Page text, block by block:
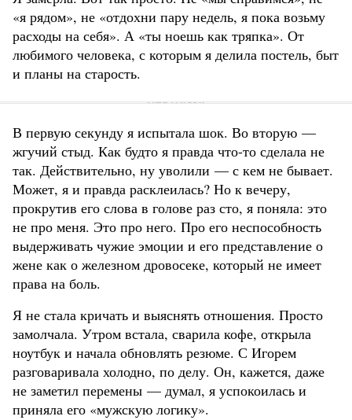
«я рядом», не «отдохни пару недель, я пока возьму
расходы на себя». А «ты ноешь как тряпка». От
любимого человека, с которым я делила постель, быт
и планы на старость.
В первую секунду я испытала шок. Во вторую —
жгучий стыд. Как будто я правда что-то сделала не
так. Действительно, ну уволили — с кем не бывает.
Может, я и правда расклеилась? Но к вечеру,
прокрутив его слова в голове раз сто, я поняла: это
не про меня. Это про него. Про его неспособность
выдерживать чужие эмоции и его представление о
жене как о железном дровосеке, который не имеет
права на боль.
Я не стала кричать и выяснять отношения. Просто
замолчала. Утром встала, сварила кофе, открыла
ноутбук и начала обновлять резюме. С Игорем
разговаривала холодно, по делу. Он, кажется, даже
не заметил перемены — думал, я успокоилась и
приняла его «мужскую логику».